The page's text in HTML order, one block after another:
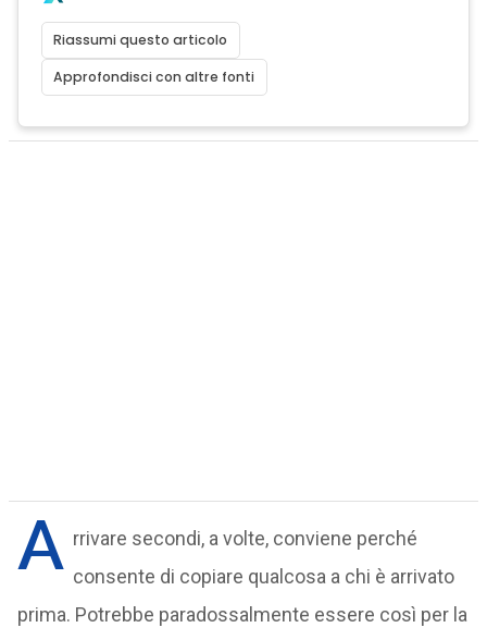
Riassumi questo articolo
Approfondisci con altre fonti
A rrivare secondi, a volte, conviene perché
consente di copiare qualcosa a chi è arrivato
prima. Potrebbe paradossalmente essere così per la